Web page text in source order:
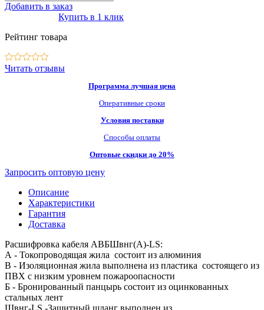
Добавить в заказ
Купить в 1 клик
Рейтинг товара
Читать отзывы
Программа лучшая цена
Оперативные сроки
Условия поставки
Способы оплаты
Оптовые скидки до 20%
Запросить оптовую цену
Описание
Характеристики
Гарантия
Доставка
Расшифровка кабеля АВБШвнг(A)-LS:
А - Токопроводящая жила состоит из алюминия
В - Изоляционная жила выполнена из пластика состоящего из
ПВХ с низким уровнем пожароопасности
Б - Бронированный панцырь состоит из оцинкованных
стальных лент
Швнг-LS -Защитный шланг выполнен из